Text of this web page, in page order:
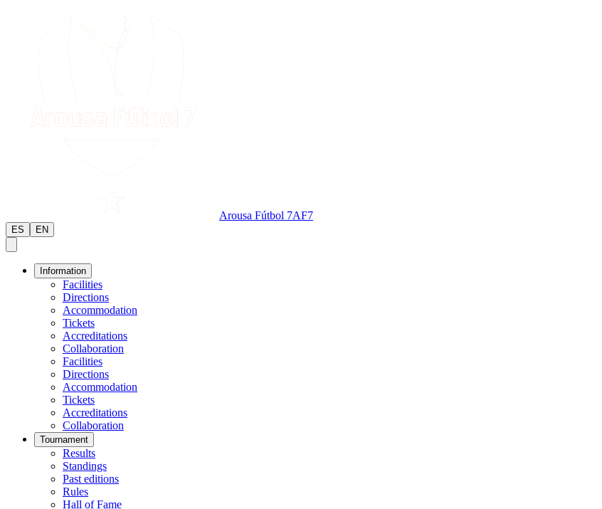
Arousa Fútbol 7AF7
ES EN
Information
Facilities
Directions
Accommodation
Tickets
Accreditations
Collaboration
Facilities
Directions
Accommodation
Tickets
Accreditations
Collaboration
Tournament
Results
Standings
Past editions
Rules
Hall of Fame